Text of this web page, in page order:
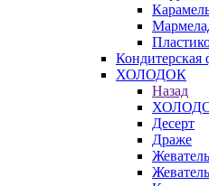
ХОЛОДОК
Назад
Десерт
Драже